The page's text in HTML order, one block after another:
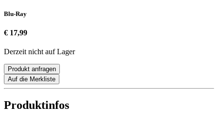
Blu-Ray
€ 17,99
Derzeit nicht auf Lager
Produkt anfragen
Auf die Merkliste
Produktinfos